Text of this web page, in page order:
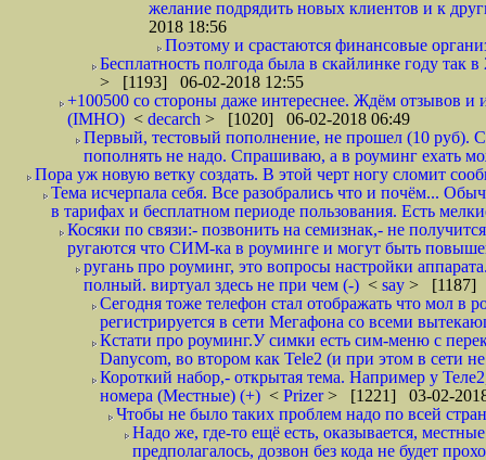
желание подрядить новых клиентов и к
2018 18:56
Поэтому и срастаются финансовые
Бесплатность полгода была в скайлинке году
> [1193] 06-02-2018 12:55
+100500 со стороны даже интереснее. Ждём отзывов и
(IMHO) < decarch > [1020] 06-02-2018 06:49
Первый, тестовый пополнение, не прошел (10 руб).
пополнять не надо. Спрашиваю, а в роуминг ехать
Пора уж новую ветку создать. В этой черт ногу сломит
Тема исчерпала себя. Все разобрались что и почём...
в тарифах и бесплатном периоде пользования. Есть
Косяки по связи:- позвонить на семизнак,- не
ругаются что СИМ-ка в роуминге и могут быть
ругань про роуминг, это вопросы настройки
полный. виртуал здесь не при чем (-) < say > [1187]
Сегодня тоже телефон стал отображать что мол в
регистрируется в сети Мегафона со всеми
Кстати про роуминг.У симки есть сим-меню с
Danycom, во втором как Tele2 (и при этом в сети
Короткий набор,- открытая тема. Например у
номера (Местные) (+) < Prizer> [1221] 03-02-
Чтобы не было таких проблем надо по всей
Надо же, где-то ещё есть, оказывается,
предполагалось, дозвон без кода не будет